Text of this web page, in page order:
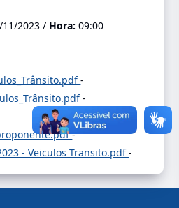
11/2023 / Hora:09:00
-
-
-
- Veiculos Transito.pdf-